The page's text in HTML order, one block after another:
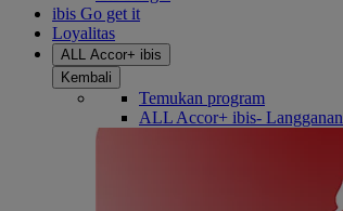
ibis Go get it
Loyalitas
ALL Accor+ ibis
Kembali
Temukan program
ALL Accor+ ibis- Langganan